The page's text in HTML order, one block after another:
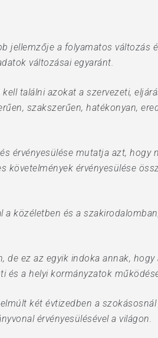
jellemzője a folyamatos változás
változásai egyaránt.
találni azokat a szervezeti,
szakszerűen, hatékonyan,
érvényesülése mutatja azt, hogy
követelmények érvényesülése
közéletben és a
ez az egyik indoka annak,
a helyi kormányzatok
két évtizedben a
érvényesülésével a világon.